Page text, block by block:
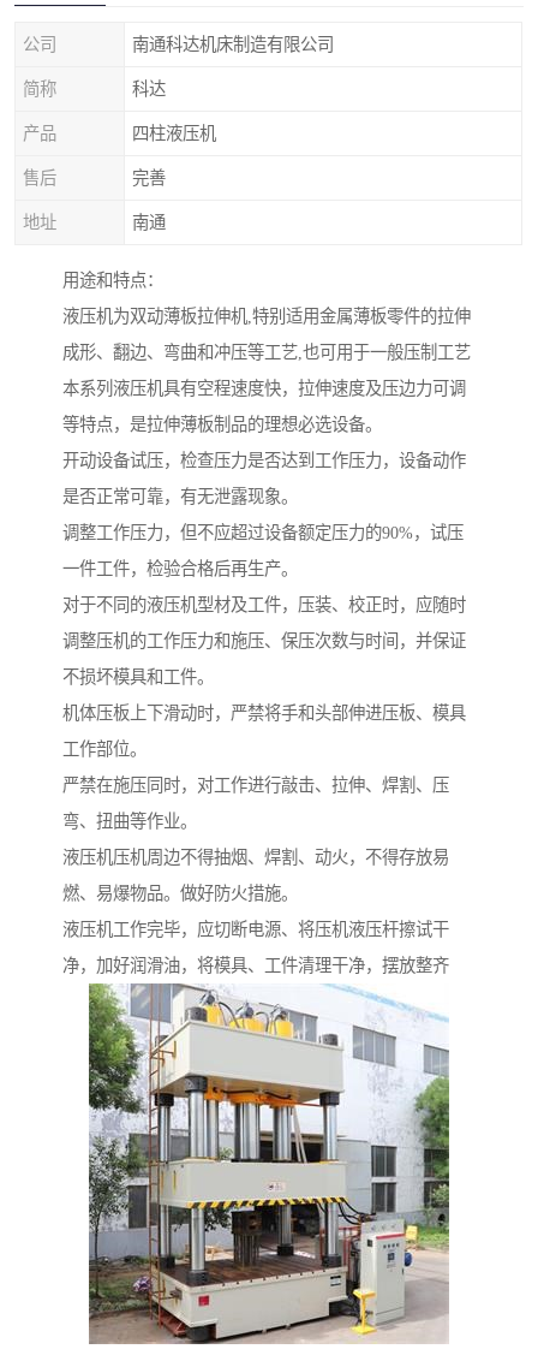
公司 南通科达机床制造有限公司
简称 科达
产品 四柱液压机
售后 完善
地址 南通
用途和特点：
液压机为双动薄板拉伸机,特别适用金属薄板零件的拉伸
成形、翻边、弯曲和冲压等工艺,也可用于一般压制工艺
本系列液压机具有空程速度快，拉伸速度及压边力可调
等特点，是拉伸薄板制品的理想必选设备。
开动设备试压，检查压力是否达到工作压力，设备动作
是否正常可靠，有无泄露现象。
调整工作压力，但不应超过设备额定压力的90%，试压
一件工件，检验合格后再生产。
对于不同的液压机型材及工件，压装、校正时，应随时
调整压机的工作压力和施压、保压次数与时间，并保证
不损坏模具和工件。
机体压板上下滑动时，严禁将手和头部伸进压板、模具
工作部位。
严禁在施压同时，对工作进行敲击、拉伸、焊割、压
弯、扭曲等作业。
液压机压机周边不得抽烟、焊割、动火，不得存放易
燃、易爆物品。做好防火措施。
液压机工作完毕，应切断电源、将压机液压杆擦试干
净，加好润滑油，将模具、工件清理干净，摆放整齐